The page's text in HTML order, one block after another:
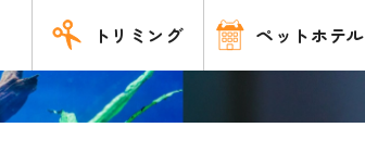
トリミング ペットホテル